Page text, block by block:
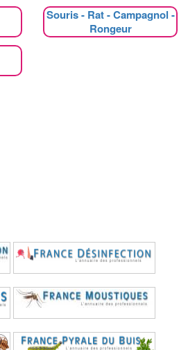
Souris - Rat - Campagnol -
Rongeur